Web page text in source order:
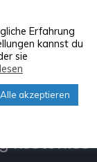
Erfahrung
kannst du
sie
Alle akzeptieren